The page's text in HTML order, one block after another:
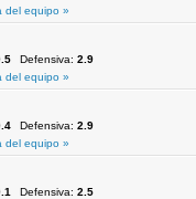
del equipo »
Defensiva: 2.9
del equipo »
Defensiva: 2.9
del equipo »
Defensiva: 2.5